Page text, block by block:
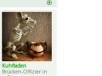
Kuhfladen
Brücken-Offizier:in
senden